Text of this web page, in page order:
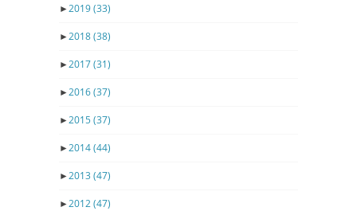
►2019(33)
►2018(38)
►2017(31)
►2016(37)
►2015(37)
►2014(44)
►2013 (47)
►2012(47)